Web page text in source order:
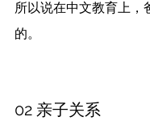
所以说在中文教育上，
的。
02 亲子关系